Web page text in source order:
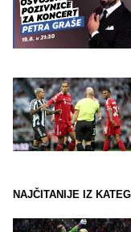
NAJČITANIJE IZ